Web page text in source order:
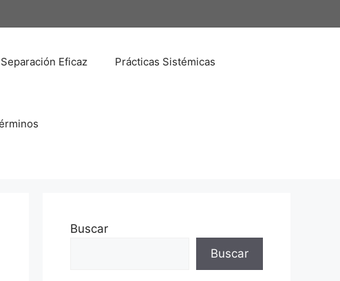
Separación Eficaz Prácticas Sistémicas
Buscar
Buscar